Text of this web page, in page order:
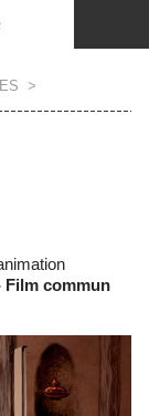
>
Film commun